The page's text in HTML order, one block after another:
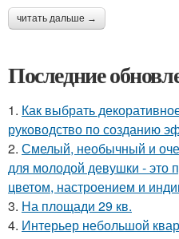
читать дальше →
Последние
1. Как выбрать
руководство по созданию
2. Смелый, необычный и
для молодой девушки - это
цветом, настроением и
3. На площади 29 кв.
4. Интерьер небольшой